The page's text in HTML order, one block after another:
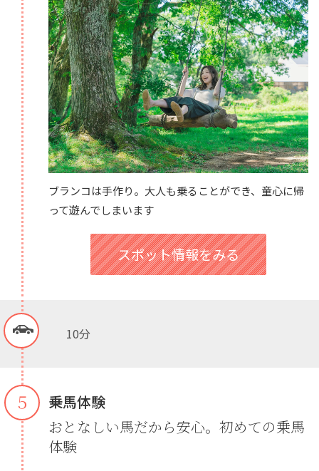
ブランコは手作り。大人も乗ることができ、童心に帰
って遊んでしまいます
スポット情報をみる
10分
５
乗馬体験
おとなしい馬だから安心。初めての乗馬
体験